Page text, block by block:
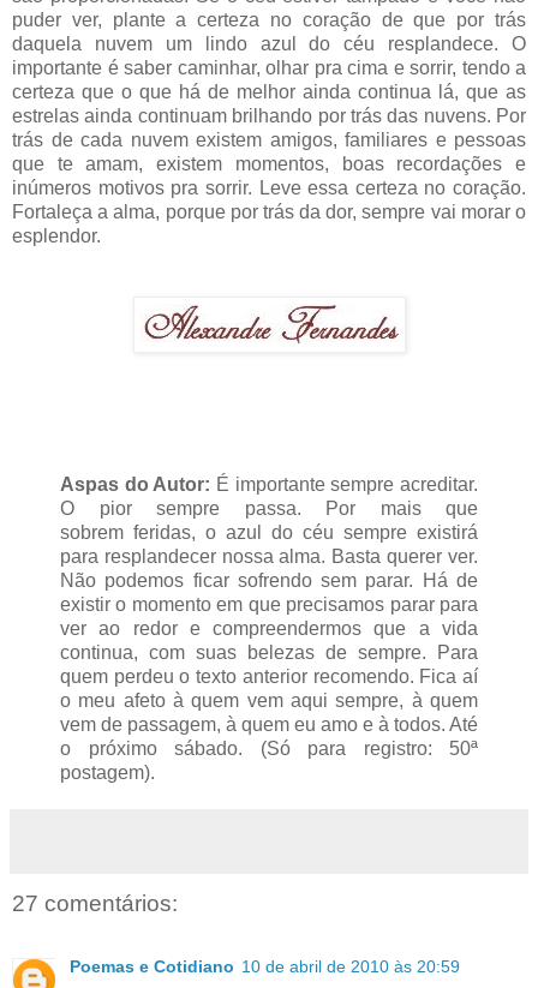
puder ver, plante a certeza no coração de que por trás
daquela nuvem um lindo azul do céu resplandece. O
importante é saber caminhar, olhar pra cima e sorrir, tendo a
certeza que o que há de melhor ainda continua lá, que as
estrelas ainda continuam brilhando por trás das nuvens. Por
trás de cada nuvem existem amigos, familiares e pessoas
que te amam, existem momentos, boas recordações e
inúmeros motivos pra sorrir. Leve essa certeza no coração.
Fortaleça a alma, porque por trás da dor, sempre vai morar o
esplendor.
Aspas do Autor: É importante sempre acreditar.
O pior sempre passa. Por mais que
sobrem feridas, o azul do céu sempre existirá
para resplandecer nossa alma. Basta querer ver.
Não podemos ficar sofrendo sem parar. Há de
existir o momento em que precisamos parar para
ver ao redor e compreendermos que a vida
continua, com suas belezas de sempre. Para
quem perdeu o texto anterior recomendo. Fica aí
o meu afeto à quem vem aqui sempre, à quem
vem de passagem, à quem eu amo e à todos. Até
o próximo sábado. (Só para registro: 50ª
postagem).
27 comentários:
Poemas e Cotidiano 10 de abril de 2010 às 20:59